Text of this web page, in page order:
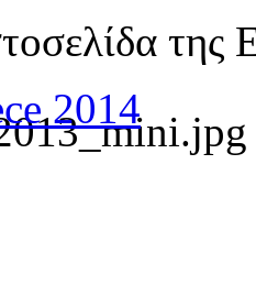
της
2014